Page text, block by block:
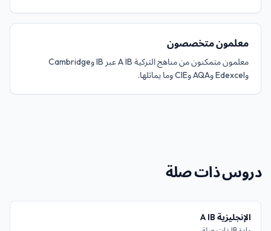
معلمون متخصصون
معلمون متمكنون من مناهج التركية A IB عبر IB وCambridge
وEdexcel وAQA وCIE وما يماثلها.
دروس ذات صلة
الإنجليزية A IB